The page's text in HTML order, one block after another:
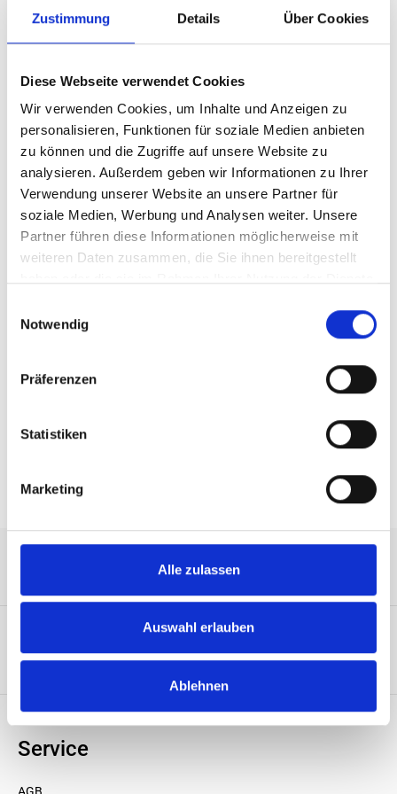
Zustimmung Details Über Cookies
Diese Webseite verwendet Cookies
Wir verwenden Cookies, um Inhalte und Anzeigen zu
personalisieren, Funktionen für soziale Medien anbieten
zu können und die Zugriffe auf unsere Website zu
analysieren. Außerdem geben wir Informationen zu Ihrer
Verwendung unserer Website an unsere Partner für
soziale Medien, Werbung und Analysen weiter. Unsere
Partner führen diese Informationen möglicherweise mit
weiteren Daten zusammen, die Sie ihnen bereitgestellt
Notwendig
Präferenzen
Statistiken
Marketing
Alle zulassen
Auswahl erlauben
Ablehnen
R U.3 NVMe SIE
Produktnummer:
ASPXDK0960GCD6RX
Hersteller-Nr.:
KCD6XLUL960G
Hersteller:
KIOXIA
Verfügbarkeit:
Nicht lagernd
Lieferzeit:
Nicht mehr verfügbar
Preis auf Anfrage
Beschreibung
1.300 MB/s (Seq. Write), 700.000 IOPS (Rand. Read),
Eigenschaften
Service-Hotline
Unternehmen
Service